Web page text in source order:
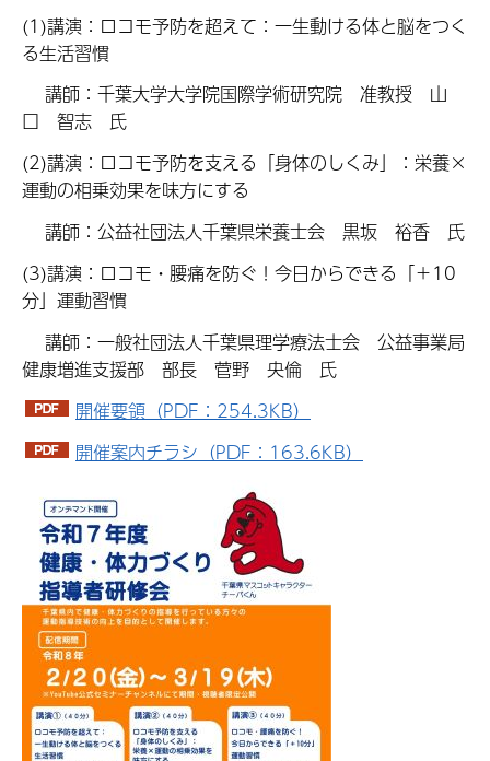
(1)講演：ロコモ予防を超えて：一生動ける体と脳をつく
る生活習慣
講師：千葉大学大学院国際学術研究院 准教授 山
口 智志 氏
(2)講演：ロコモ予防を支える「身体のしくみ」：栄養×
運動の相乗効果を味方にする
講師：公益社団法人千葉県栄養士会 黒坂 裕香 氏
(3)講演：ロコモ・腰痛を防ぐ！今日からできる「＋10
分」運動習慣
講師：一般社団法人千葉県理学療法士会 公益事業局
健康増進支援部 部長 菅野 央倫 氏
開催要領（PDF：254.3KB）
開催案内チラシ（PDF：163.6KB）